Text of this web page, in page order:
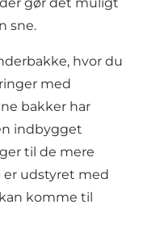
sne.
hvor du
med
bakker har
indbygget
til de mere
er udstyret med
komme til